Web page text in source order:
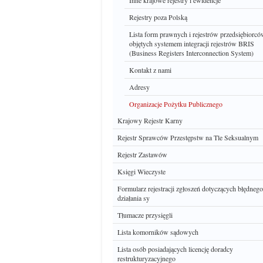
Rejestry poza Polską
Lista form prawnych i rejestrów
objętych systemem integracji rejestrów BRIS
(Business Registers Interconnection System)
Kontakt z nami
Adresy
Organizacje Pożytku Publicznego
Krajowy Rejestr Karny
Rejestr Sprawców Przestępstw na Tle Seksualnym
Rejestr Zastawów
Księgi Wieczyste
Formularz rejestracji zgłoszeń dotyczących błędnego
działania sy
Tłumacze przysięgli
Lista komorników sądowych
Lista osób posiadających licencję doradcy
restrukturyzacyjnego